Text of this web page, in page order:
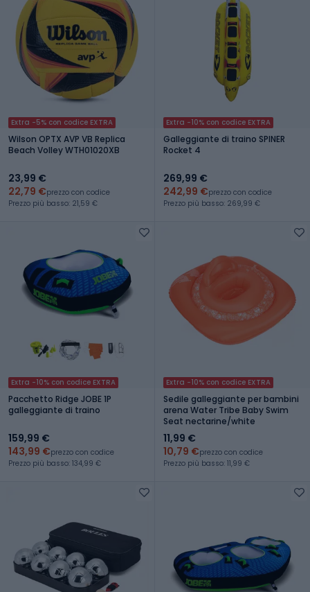
Extra -5% con codice EXTRA
Wilson OPTX AVP VB Replica
Beach Volley WTH01020XB
23,99 €
22,79 €prezzo con codice
Prezzo più basso: 21,59 €
Extra -10% con codice EXTRA
Galleggiante di traino SPINER
Rocket 4
269,99 €
242,99 €prezzo con codice
Prezzo più basso: 269,99 €
Extra -10% con codice EXTRA
Pacchetto Ridge JOBE 1P
galleggiante di traino
159,99 €
143,99 €prezzo con codice
Prezzo più basso: 134,99 €
Extra -10% con codice EXTRA
Sedile galleggiante per bambini
arena Water Tribe Baby Swim
Seat nectarine/white
11,99 €
10,79 €prezzo con codice
Prezzo più basso: 11,99 €